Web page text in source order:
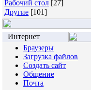
Рабочий стол [27]
Другие [101]
Интернет
Браузеры
Загрузка файлов
Создать сайт
Общение
Почта